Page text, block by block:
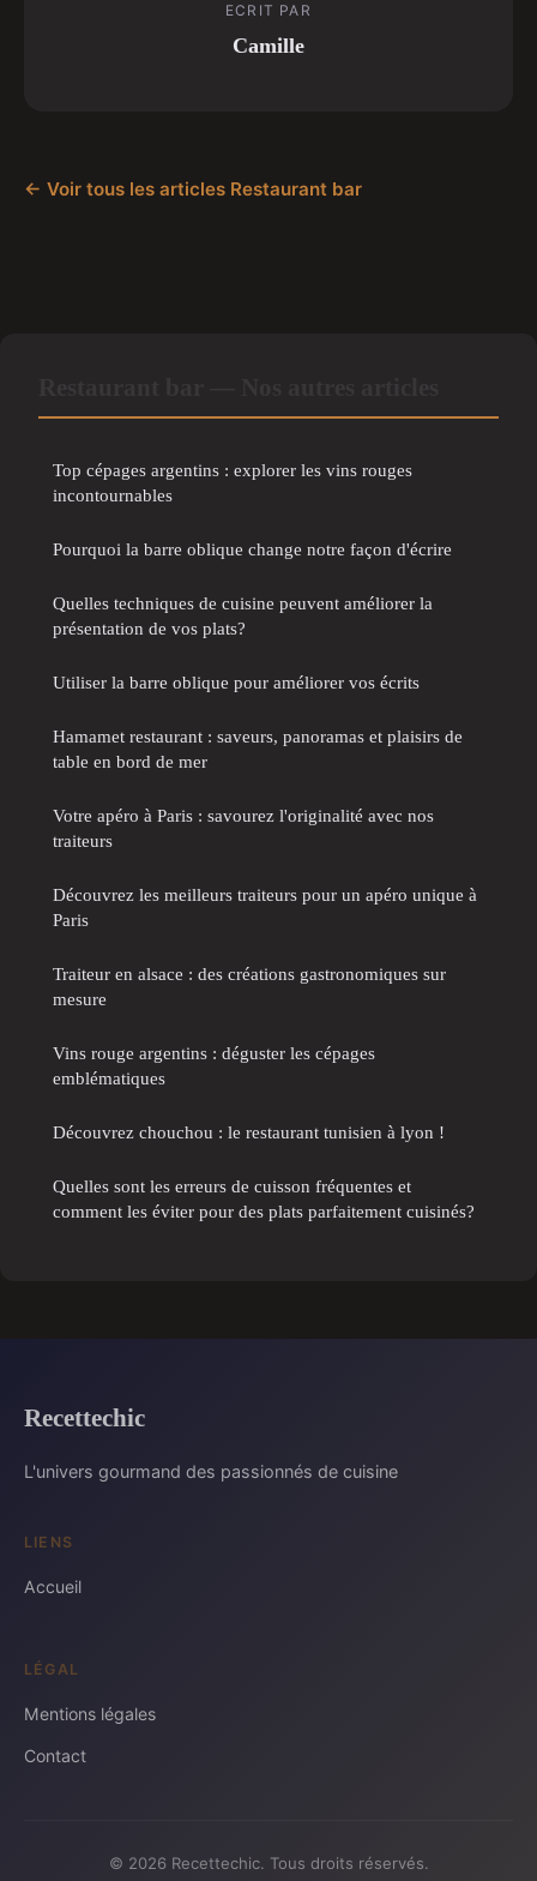
ECRIT PAR
Camille
← Voir tous les articles Restaurant bar
Top cépages argentins : explorer les vins rouges
incontournables
Pourquoi la barre oblique change notre façon d'écrire
Quelles techniques de cuisine peuvent améliorer la
présentation de vos plats?
Utiliser la barre oblique pour améliorer vos écrits
Hamamet restaurant : saveurs, panoramas et plaisirs de
table en bord de mer
Votre apéro à Paris : savourez l'originalité avec nos
traiteurs
Découvrez les meilleurs traiteurs pour un apéro unique à
Paris
Traiteur en alsace : des créations gastronomiques sur
mesure
Vins rouge argentins : déguster les cépages
emblématiques
Découvrez chouchou : le restaurant tunisien à lyon !
Quelles sont les erreurs de cuisson fréquentes et
comment les éviter pour des plats parfaitement cuisinés?
Recettechic
L'univers gourmand des passionnés de cuisine
LIENS
Accueil
LÉGAL
Mentions légales
Contact
© 2026 Recettechic. Tous droits réservés.